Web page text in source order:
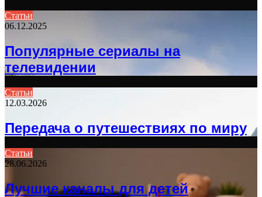
Статьи
06.12.2025
Популярные сериалы на
телевидении
Статьи
12.03.2026
Передача о путешествиях по миру
Статьи
28.06.2026
Лучшие каналы для детей